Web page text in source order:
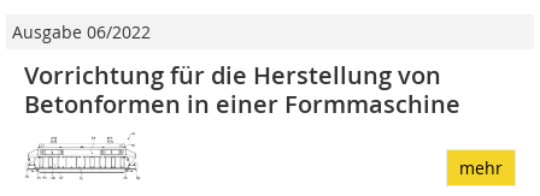
Ausgabe 06/2022
Vorrichtung für die Herstellung von
Betonformen in einer Formmaschine
mehr